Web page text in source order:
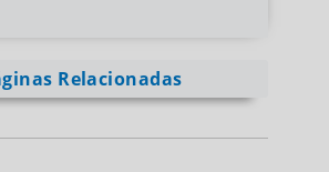
Relacionadas